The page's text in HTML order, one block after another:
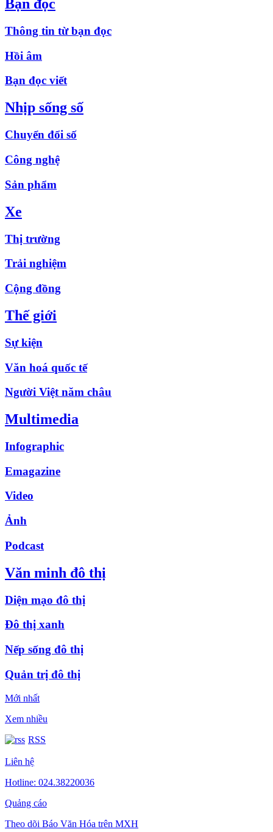
Bạn đọc
Thông tin từ bạn đọc
Hồi âm
Bạn đọc viết
Nhịp sống số
Chuyển đổi số
Công nghệ
Sản phẩm
Xe
Thị trường
Trải nghiệm
Cộng đồng
Thế giới
Sự kiện
Văn hoá quốc tế
Người Việt năm châu
Multimedia
Infographic
Emagazine
Video
Ảnh
Podcast
Văn minh đô thị
Diện mạo đô thị
Đô thị xanh
Nếp sống đô thị
Quản trị đô thị
Mới nhất
Xem nhiều
RSS
Liên hệ
Hotline: 024.38220036
Quảng cáo
Theo dõi Báo Văn Hóa trên MXH